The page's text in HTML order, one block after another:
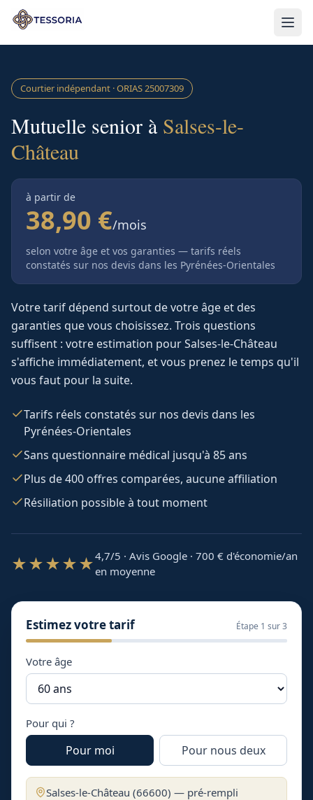
Aller au contenu principal
Courtier indépendant · ORIAS25007309
Mutuelle senior à Salses-le-
Château
à partir de
38,90 €/mois
selon votre âge et vos garanties — tarifs réels
constatés sur nos devis dans les Pyrénées-Orientales
Votre tarif dépend surtout de votre âge et des
garanties que vous choisissez. Trois questions
suffisent : votre estimation pourSalses-le-Château
s'affiche immédiatement, et vous prenez le temps qu'il
vous faut pour la suite.
Tarifs réels constatés sur nos devis dans les
Pyrénées-Orientales
Sans questionnaire médical jusqu'à 85 ans
Plus de 400 offres comparées, aucune affiliation
Résiliation possible à tout moment
★★★★★4,7/5 · Avis Google · 700 € d'économie/an
en moyenne
Estimez votre tarif Étape 1 sur 3
Votre âge
Pour qui ?
Pour moi Pour nous deux
Salses-le-Château (66600) — pré-rempli